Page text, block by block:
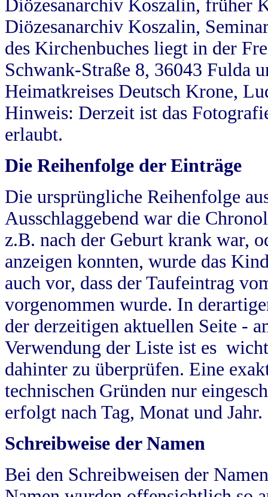
Diözesanarchiv Koszalin, früher
Diözesanarchiv Koszalin,
des Kirchenbuches liegt in der
Schwank-Straße 8, 36043 Fulda
Heimatkreises Deutsch Krone,
Hinweis: Derzeit ist das
erlaubt.
Die Reihenfolge der Einträge
Die ursprüngliche Reihenfolge
Ausschlaggebend war die
z.B. nach der Geburt krank war,
anzeigen konnten, wurde das
auch vor, dass der Taufeintrag
vorgenommen wurde. In
der derzeitigen aktuellen Seite -
Verwendung der Liste ist es
dahinter zu überprüfen. Eine
technischen Gründen nur
erfolgt nach Tag, Monat und Jahr.
Schreibweise der Namen
Bei den Schreibweisen der